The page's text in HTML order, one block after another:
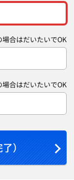
合はだいたいでOK
合はだいたいでOK
）